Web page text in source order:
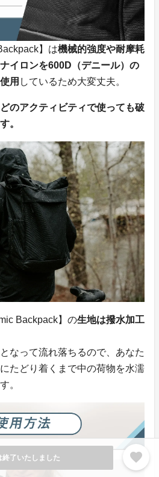
終了いたしました favorite
】は機械的強度や耐摩耗
イロンを600D（デニール）の
用 しているため大変丈夫。
のアクティビティで使っても破
。
Backpack】の生地は撥水加工
なって流れ落ちるので、あなた
たどり着くまで中の荷物を水濡
。